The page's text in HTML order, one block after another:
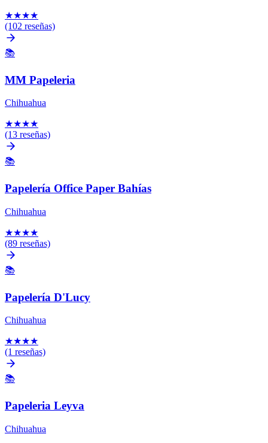
★★★★
(102 reseñas)
📚
MM Papeleria
Chihuahua
★★★★
(13 reseñas)
📚
Papelería Office Paper Bahías
Chihuahua
★★★★
(89 reseñas)
📚
Papelería D'Lucy
Chihuahua
★★★★
(1 reseñas)
📚
Papeleria Leyva
Chihuahua